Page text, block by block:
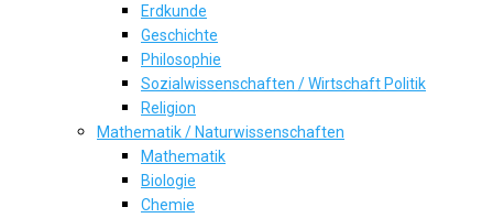
Erdkunde
Geschichte
Philosophie
Sozialwissenschaften / Wirtschaft Politik
Religion
Mathematik / Naturwissenschaften
Mathematik
Biologie
Chemie